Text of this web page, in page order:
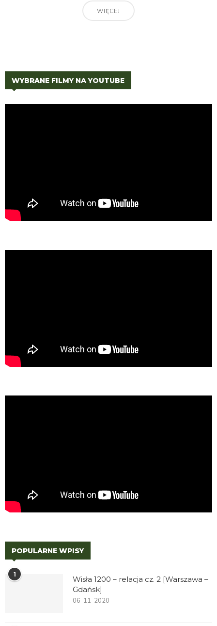
WIĘCEJ
WYBRANE FILMY NA YOUTUBE
POPULARNE WPISY
1
Wisła 1200 – relacja cz. 2 [Warszawa –
Gdańsk]
06-11-2020